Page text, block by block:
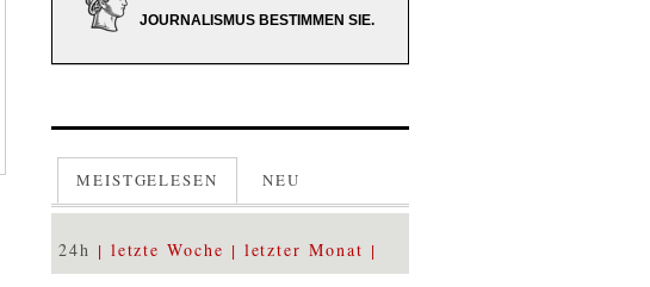
JOURNALISMUS BESTIMMEN SIE.
MEISTGELESEN NEU
24h letzte Woche letzter Monat